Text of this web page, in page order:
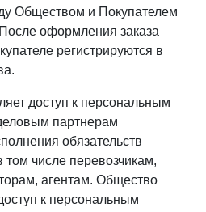
Обществом и Покупателем
оформления заказа
регистрируются в
доступ к персональным
партнерам
обязательств
числе перевозчикам,
агентам. Общество
к персональным